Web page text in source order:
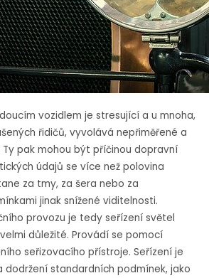
vozidlem je stresující a u mnoha,
řidičů, vyvolává nepřiměřené a
pak mohou být příčinou dopravní
údajů se více než polovina
za tmy, za šera nebo za
jinak snížené viditelnosti.
provozu je tedy seřízení světel
důležité. Provádí se pomocí
seřizovacího přístroje. Seřízení je
standardních podmínek, jako